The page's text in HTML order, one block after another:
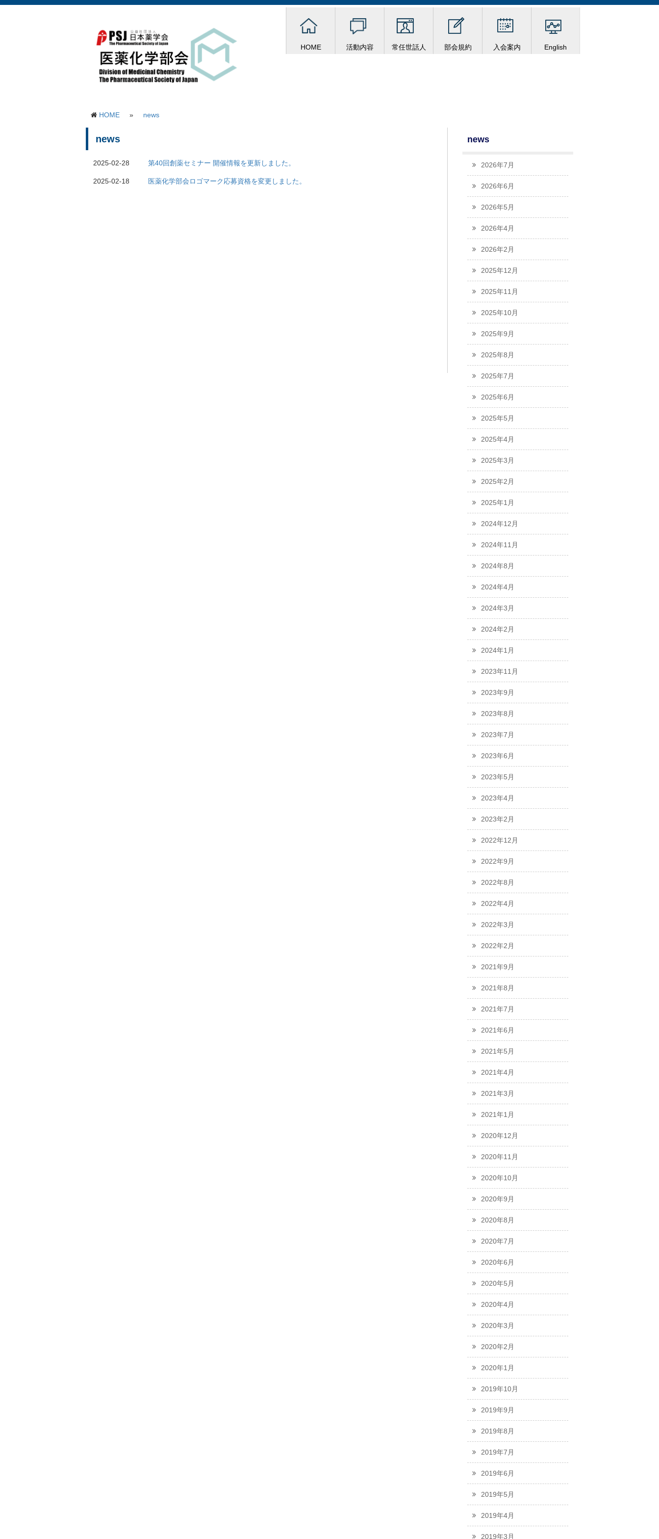
HOME 活動内容 常任世話人 部会規約 入会案内 English
HOME » news
news
2026年7月
2026年6月
2026年5月
2026年4月
2026年2月
2025年12月
2025年11月
2025年10月
2025年9月
2025年8月
2025年7月
2025年6月
2025年5月
2025年4月
2025年3月
2025年2月
2025年1月
2024年12月
2024年11月
2024年8月
2024年4月
2024年3月
2024年2月
2024年1月
2023年11月
2023年9月
2023年8月
2023年7月
2023年6月
2023年5月
2023年4月
2023年2月
2022年12月
2022年9月
2022年8月
2022年4月
2022年3月
2022年2月
2021年9月
2021年8月
2021年7月
2021年6月
2021年5月
2021年4月
2021年3月
2021年1月
2020年12月
2020年11月
2020年10月
2020年9月
2020年8月
2020年7月
2020年6月
2020年5月
2020年4月
2020年3月
2020年2月
2020年1月
2019年10月
2019年9月
2019年8月
2019年7月
2019年6月
2019年5月
2019年4月
2019年3月
news
2025-02-28 第40回創薬セミナー 開催情報を更新しました。
2025-02-18 医薬化学部会ロゴマーク応募資格を変更しました。